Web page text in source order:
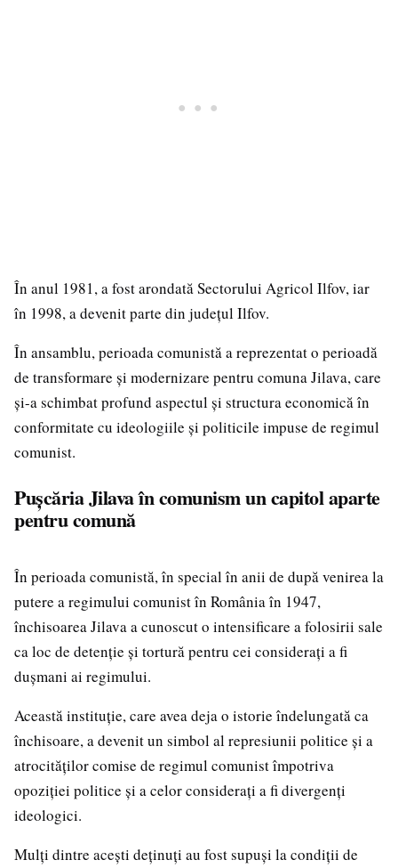
În anul 1981, a fost arondată Sectorului Agricol Ilfov, iar
în 1998, a devenit parte din județul Ilfov.
În ansamblu, perioada comunistă a reprezentat o perioadă
de transformare și modernizare pentru comuna Jilava, care
și-a schimbat profund aspectul și structura economică în
conformitate cu ideologiile și politicile impuse de regimul
comunist.
Pușcăria Jilava în comunism un capitol aparte
pentru comună
În perioada comunistă, în special în anii de după venirea la
putere a regimului comunist în România în 1947,
închisoarea Jilava a cunoscut o intensificare a folosirii sale
ca loc de detenție și tortură pentru cei considerați a fi
dușmani ai regimului.
Această instituție, care avea deja o istorie îndelungată ca
închisoare, a devenit un simbol al represiunii politice și a
atrocităților comise de regimul comunist împotriva
opoziției politice și a celor considerați a fi divergenți
ideologici.
Mulți dintre acești deținuți au fost supuși la condiții de